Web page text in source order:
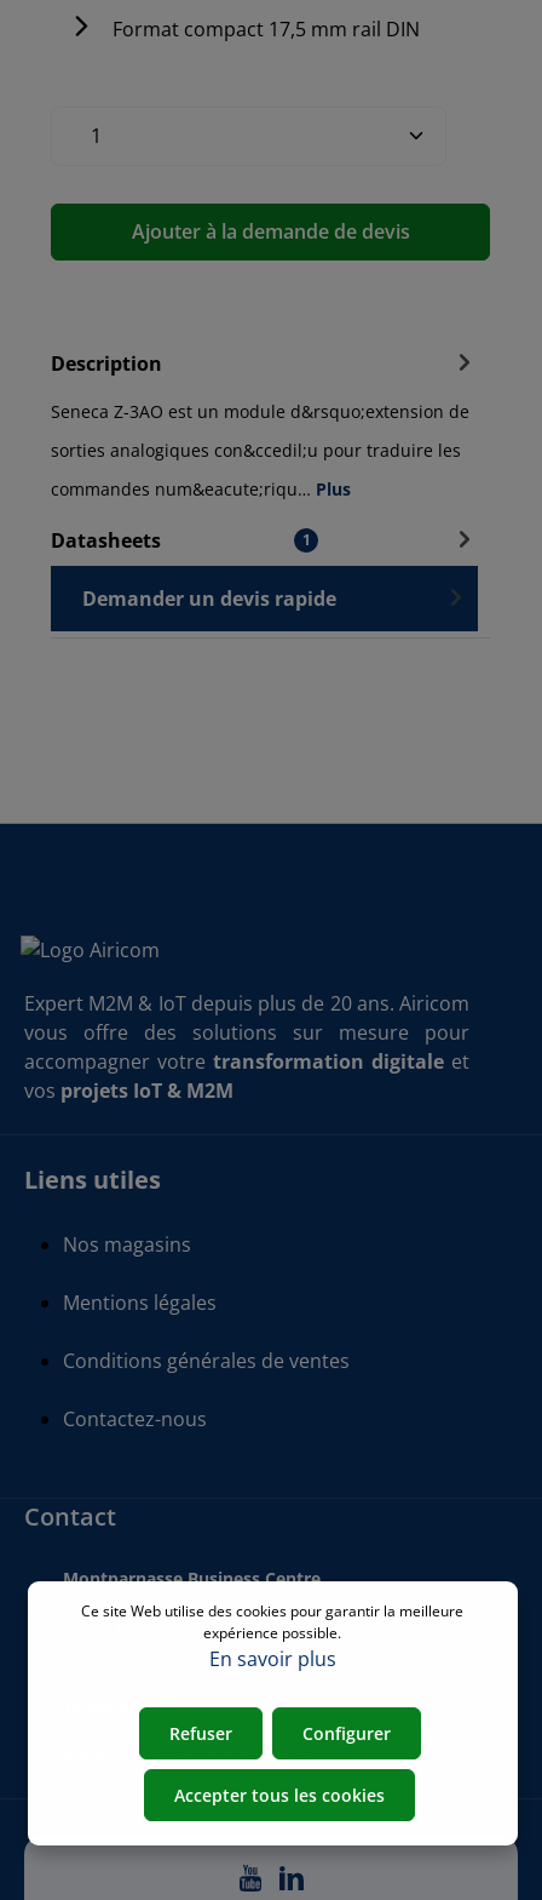
Format compact 17,5 mm rail DIN
Ajouter à la demande de devis
Description
Seneca Z-3AO est un module d&rsquo;extension de
sorties analogiques con&ccedil;u pour traduire les
commandes num&eacute;riqu… Plus
Datasheets 1
Demander un devis rapide
Expert M2M & IoT depuis plus de 20 ans. Airicom
vous offre des solutions sur mesure pour
accompagner votre transformation digitale et
vos projets IoT & M2M
Liens utiles
Nos magasins
Mentions légales
Conditions générales de ventes
Contactez-nous
Contact
Montparnasse Business Centre
140 bis Rue de Rennes
Téléphone:+33 01 77 62 46 24
commercial@airicom.fr
Ce site Web utilise des cookies pour garantir la meilleure
expérience possible.
En savoir plus
Refuser Configurer
Accepter tous les cookies